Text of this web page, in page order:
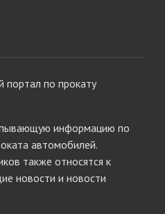
портал по прокату
информацию по
автомобилей.
также относятся к
новости и новости